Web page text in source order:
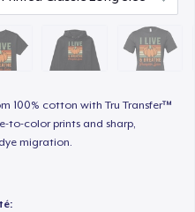
100% cotton with Tru Transfer™
to-color prints and sharp,
migration.
Tee